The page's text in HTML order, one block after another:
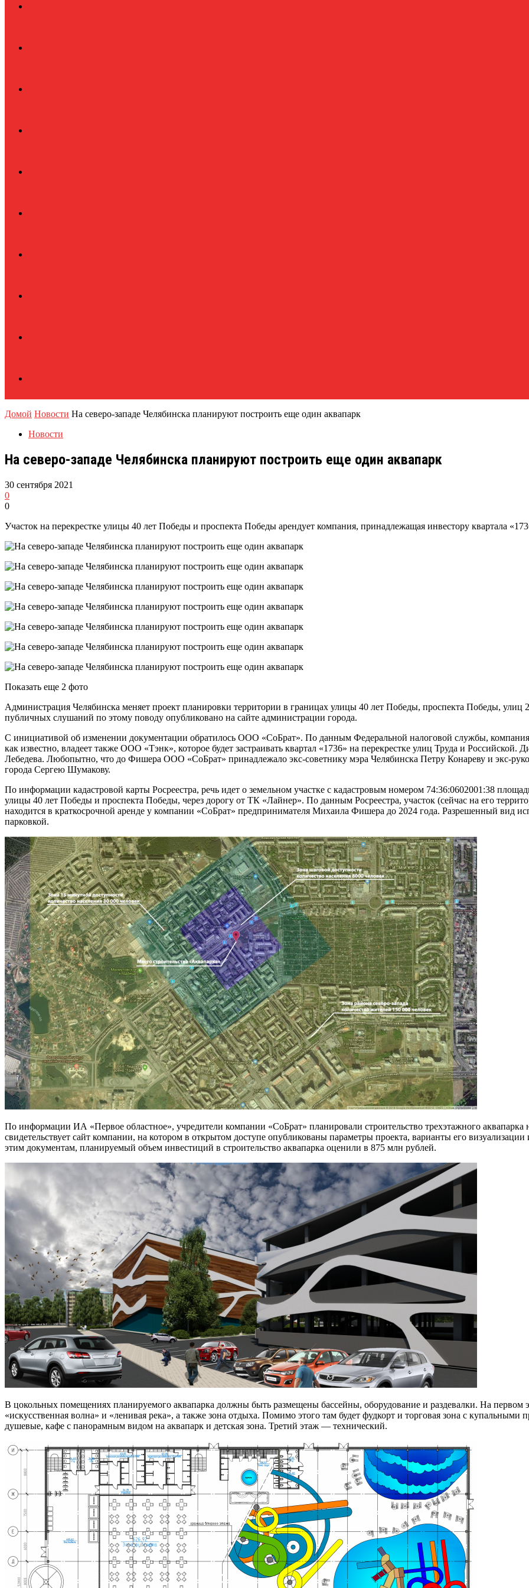
Домой Новости На северо-западе Челябинска планируют построить еще один аквапарк
Новости
На северо-западе Челябинска планируют построить еще один аквапарк
30 сентября 2021
0
0
Участок на перекрестке улицы 40 лет Победы и проспекта Победы арендует компания, принадлежащая инвестору квартала
Показать еще 2 фото
Администрация Челябинска меняет проект планировки территории в границах улицы 40 лет Победы, проспекта Победы,
публичных слушаний по этому поводу опубликовано на сайте администрации города.
С инициативой об изменении документации обратилось ООО «СоБрат». По данным Федеральной налоговой службы,
как известно, владеет также ООО «Тэнк», которое будет застраивать квартал «1736» на перекрестке улиц Труда и
Лебедева. Любопытно, что до Фишера ООО «СоБрат» принадлежало экс-советнику мэра Челябинска Петру Конареву и экс-
города Сергею Шумакову.
По информации кадастровой карты Росреестра, речь идет о земельном участке с кадастровым номером 74:36:0602001:38
улицы 40 лет Победы и проспекта Победы, через дорогу от ТК «Лайнер». По данным Росреестра, участок (сейчас на его
находится в краткосрочной аренде у компании «СоБрат» предпринимателя Михаила Фишера до 2024 года. Разрешенный вид
парковкой.
По информации ИА «Первое областное», учредители компании «СоБрат» планировали строительство трехэтажного аквапарка
свидетельствует сайт компании, на котором в открытом доступе опубликованы параметры проекта, варианты его
этим документам, планируемый объем инвестиций в строительство аквапарка оценили в 875 млн рублей.
В цокольных помещениях планируемого аквапарка должны быть размещены бассейны, оборудование и раздевалки. На
«искусственная волна» и «ленивая река», а также зона отдыха. Помимо этого там будет фудкорт и торговая зона с
душевые, кафе с панорамным видом на аквапарк и детская зона. Третий этаж — технический.